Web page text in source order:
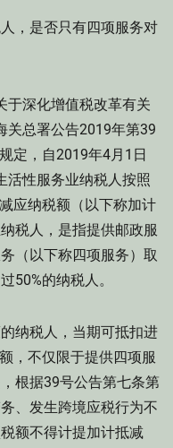
，是否只有四项服务对
于深化增值税改革有关
关总署公告2019年第39
定，自2019年4月1日
活性服务业纳税人按照
应纳税额（以下称加计
税人，是指提供邮政服
（以下称四项服务）取
50%的纳税人。
纳税人，当期可抵扣进
，不仅限于提供四项服
根据39号公告第七条第
、发生跨境应税行为不
额不得计提加计抵减